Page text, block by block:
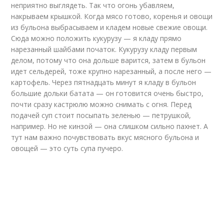
неприятно выглядеть. Так что огонь убавляем,
накрываем крышкой. Когда мясо готово, коренья и овощи
из бульона выбрасываем и кладем новые свежие овощи.
Сюда можно положить кукурузу — я кладу прямо
нарезанный шайбами початок. Кукурузу кладу первым
делом, потому что она дольше варится, затем в бульон
идет сельдерей, тоже крупно нарезанный, а после него —
картофель. Через пятнадцать минут я кладу в бульон
большие дольки батата — он готовится очень быстро,
почти сразу кастрюлю можно снимать с огня. Перед
подачей суп стоит посыпать зеленью — петрушкой,
например. Но не кинзой — она слишком сильно пахнет. А
тут нам важно почувствовать вкус мясного бульона и
овощей — это суть супа пучеро.